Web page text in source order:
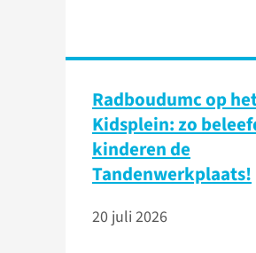
Radboudumc op
Kidsplein: zo
kinderen de
Tandenwerkplaats!
20 juli 2026